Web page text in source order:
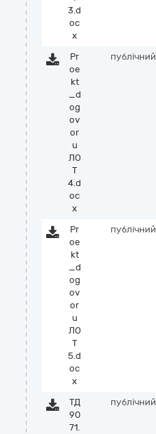
3.d
oc
x
Pr
oe
kt
_d
og
ov
or
u
ЛО
Т
4.d
oc
x
публічний
Pr
oe
kt
_d
og
ov
or
u
ЛО
Т
5.d
oc
x
публічний
ТД
90
71.
публічний